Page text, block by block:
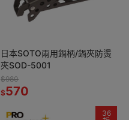
日本SOTO兩用鍋柄/鍋夾防燙
夾SOD-5001
$980
$570
36